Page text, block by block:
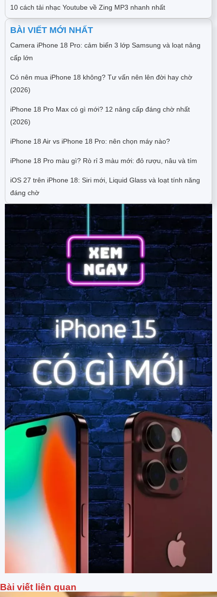
10 cách tải nhạc Youtube về Zing MP3 nhanh nhất
BÀI VIẾT MỚI NHẤT
Camera iPhone 18 Pro: cảm biến 3 lớp Samsung và loạt nâng
cấp lớn
Có nên mua iPhone 18 không? Tư vấn nên lên đời hay chờ
(2026)
iPhone 18 Pro Max có gì mới? 12 nâng cấp đáng chờ nhất
(2026)
iPhone 18 Air vs iPhone 18 Pro: nên chọn máy nào?
iPhone 18 Pro màu gì? Rò rỉ 3 màu mới: đỏ rượu, nâu và tím
iOS 27 trên iPhone 18: Siri mới, Liquid Glass và loạt tính năng
đáng chờ
Bài viết liên quan